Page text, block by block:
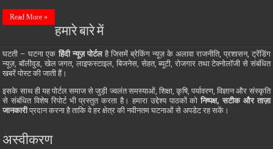
Read More »
हमारे बारे में
घटती – घटना एक हिंदी न्यूज़ पोर्टलहै जिसमें ब्रेकिंग न्यूज़ के अलावा राजनीति, प्रशासन, ट्रेंडिंग
न्यूज़, बॉलीवुड, खेल जगत, लाइफस्टाइल, बिजनेस, सेहत, ब्यूटी, रोजगार तथा टेक्नोलॉजी से संबंधित
खबरें पोस्ट की जाती हैं।
इसके साथ ही यह पोर्टल समाज से जुड़ी ज्वलंत समस्याओं, शिक्षा, कृषि, पर्यावरण, विज्ञान और संस्कृति
से संबंधित विशेष रिपोर्ट भी प्रस्तुत करता है। हमारा उद्देश्य पाठकों कोनिष्पक्ष, सटीक और ताज़ा
जानकारीप्रदान करना है ताकि वे हर क्षेत्र की नवीनतम घटनाओं से अपडेट रह सकें।
अस्वीकरण